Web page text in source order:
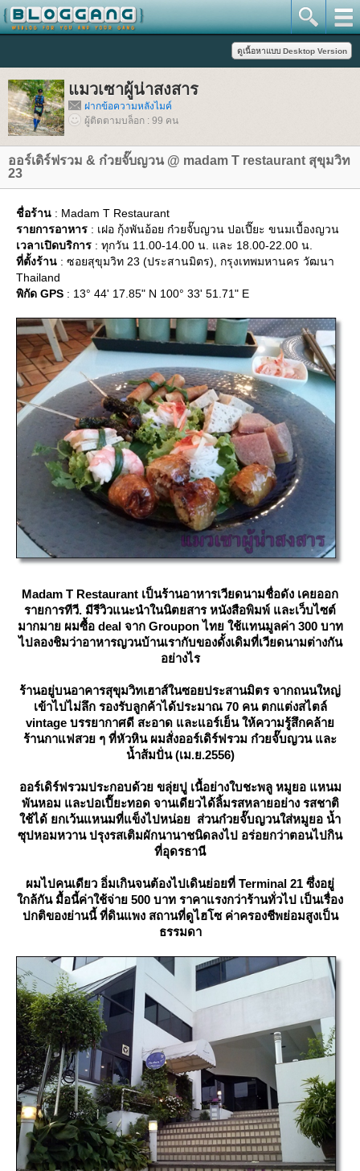
มวเซาผู้น่าสงสาร
ฝากข้อความหลังไมค์
ผู้ติดตามบล็อก : 99 คน
ออร์เดิร์ฟรวม & ก๋วยจั๊บญวน @ madam T restaurant สุขุมวิท
23
ชื่อร้าน : Madam T Restaurant
รายการอาหาร : เฝอ กุ้งพันอ้อย ก๋วยจั๊บญวน ปอเปี๊ยะ ขนมเบื้องญวน
เวลาเปิดบริการ : ทุกวัน 11.00-14.00 น. และ 18.00-22.00 น.
ที่ตั้งร้าน : ซอยสุขุมวิท 23 (ประสานมิตร), กรุงเทพมหานคร วัฒนา
Thailand
พิกัด GPS : 13° 44' 17.85" N 100° 33' 51.71" E
Madam T Restaurant เป็นร้านอาหารเวียดนามชื่อดัง เคยออก
รายการทีวี. มีรีวิวแนะนำในนิตยสาร หนังสือพิมพ์ และเว็บไซต์
มากมาย ผมซื้อ deal จาก Groupon ไทย ใช้แทนมูลค่า 300 บาท
ไปลองชิมว่าอาหารญวนบ้านเรากับของดั้งเดิมที่เวียดนามต่างกัน
อย่างไร
ร้านอยู่บนอาคารสุขุมวิทเฮาส์ในซอยประสานมิตร จากถนนใหญ่
เข้าไปไม่ลึก รองรับลูกค้าได้ประมาณ 70 คน ตกแต่งสไตล์
vintage บรรยากาศดี สะอาด และแอร์เย็น ให้ความรู้สึกคล้า
ร้านกาแฟสวย ๆ ที่หัวหิน ผมสั่งออร์เดิร์ฟรวม ก๋วยจั๊บญวน และ
น้ำส้มปั่น (เม.ย.2556)
ออร์เดิร์ฟรวมประกอบด้วย ขลุ่ยปู เนื้อย่างใบชะพลู หมูยอ แหนม
พันหอม และปอเปี๊ยะทอด จานเดียวได้ลิ้มรสหลายอย่าง รสชาติ
ช้ได้ ยกเว้นแหนมที่แข็งไปหน่อย ส่วนก๋วยจั๊บญวนใส่หมูยอ น้ำ
ซุปหอมหวาน ปรุงรสเติมผักนานาชนิดลงไป อร่อยกว่าตอนไปกิน
ที่อุดรธานี
ผมไปคนเดียว อิ่มเกินจนต้องไปเดินย่อยที่ Terminal 21 ซึ่งอยู่
กล้กัน มื้อนี้ค่าใช้จ่าย 500 บาท ราคาแรงกว่าร้านทั่วไป เป็นเรื่อง
ปกติของย่านนี้ ที่ดินแพง สถานที่ดูไฮโซ ค่าครองชีพย่อมสูงเป็น
ธรรมดา